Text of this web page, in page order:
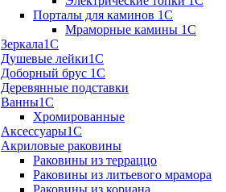
Порталы для каминов 1С
Мраморные камины 1C
Зеркала1С
Душевые лейки1С
Доборный брус 1С
Деревянные подставки
Ванны1С
Хромированные
Аксессуары1С
Акриловые раковины
Раковины из терраццо
Раковины из литьевого мрамора
Раковины из кориана